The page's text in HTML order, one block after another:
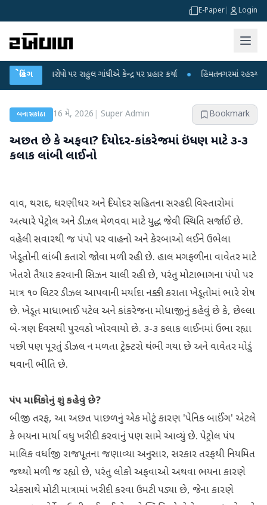
E-Paper Login
બ્રેકિંગ
આરોપો પર રાહુલ ગાંધીએ કેન્દ્ર પર પ્રહાર કર્યા ● હિંમતનગરમાં રહસ્યમય વાયરસ કે
બનાસકાંઠા 16 મે, 2026 Super Admin Bookmark
અછત છે કે અફવા? દિયોદર-કાંકરેજમાં ઇંધણ માટે ૩-૩
કલાક લાંબી લાઈનો
વાવ, થરાદ, ધરણીધર અને દિયોદર સહિતના સરહદી વિસ્તારોમાં
અત્યારે પેટ્રોલ અને ડીઝલ મેળવવા માટે યુદ્ધ જેવી સ્થિતિ સર્જાઈ છે.
વહેલી સવારથી જ પંપો પર વાહનો અને કેરબાઓ લઈને ઉભેલા
ખેડૂતોની લાંબી કતારો જોવા મળી રહી છે. હાલ મગફળીના વાવેતર માટે
ખેતરો તૈયાર કરવાની સિઝન ચાલી રહી છે, પરંતુ મોટાભાગના પંપો પર
માત્ર ૧૦ લિટર ડીઝલ આપવાની મર્યાદા નક્કી કરાતા ખેડૂતોમાં ભારે રોષ
છે. ખેડૂત માધાભાઈ પટેલ અને કાંકરેજના મોધાજીનું કહેવું છે કે, છેલ્લા
બે-ત્રણ દિવસથી પુરવઠો ખોરવાયો છે. ૩-૩ કલાક લાઈનમાં ઉભા રહ્યા
પછી પણ પૂરતું ડીઝલ ન મળતા ટ્રેક્ટરો થંભી ગયા છે અને વાવેતર મોડું
થવાની ભીતિ છે.
પંપ માલિકોનું શું કહેવું છે?
બીજી તરફ, આ અછત પાછળનું એક મોટું કારણ 'પેનિક બાઈંગ' એટલે
કે ભયના માર્યા વધુ ખરીદી કરવાનું પણ સામે આવ્યું છે. પેટ્રોલ પંપ
માલિક વર્ધાજી રાજપૂતના જણાવ્યા અનુસાર, સરકાર તરફથી નિયમિત
જથ્થો મળી જ રહ્યો છે, પરંતુ લોકો અફવાઓ અથવા ભયના કારણે
એકસાથે મોટી માત્રામાં ખરીદી કરવા ઉમટી પડ્યા છે, જેના કારણે